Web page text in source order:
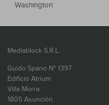
Washington
Mediablock S.R.L.
Guido Spano N° 1397
Edificio Atrium
Villa Morra
1805 Asunción